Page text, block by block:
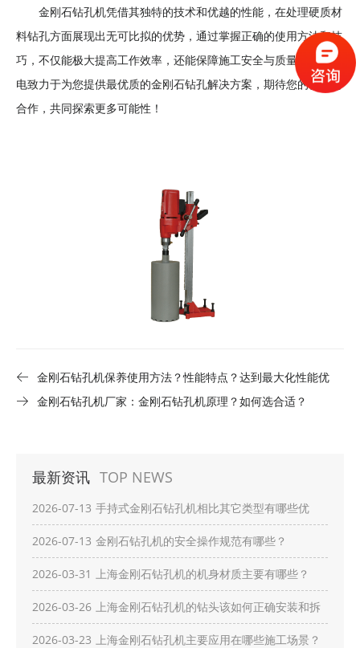
金刚石钻孔机凭借其独特的技术和优越的性能，在处理硬质材
料钻孔方面展现出无可比拟的优势，通过掌握正确的使用方法和技
巧，不仅能极大提高工作效率，还能保障施工安全与质量，呈祥机
电致力于为您提供最优质的金刚石钻孔解决方案，期待您的咨询与
合作，共同探索更多可能性！
金刚石钻孔机保养使用方法？性能特点？达到最大化性能优
势？
金刚石钻孔机厂家：金刚石钻孔机原理？如何选合适？
最新资讯 TOP NEWS
2026-07-13 手持式金刚石钻孔机相比其它类型有哪些优
势？
2026-07-13 金刚石钻孔机的安全操作规范有哪些？
2026-03-31 上海金刚石钻孔机的机身材质主要有哪些？
2026-03-26 上海金刚石钻孔机的钻头该如何正确安装和拆
卸？
2026-03-23 上海金刚石钻孔机主要应用在哪些施工场景？